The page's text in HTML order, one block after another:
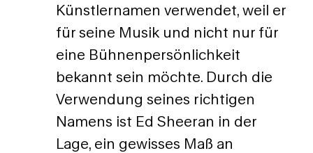
Künstlernamen verwendet, weil er
für seine Musik und nicht nur für
eine Bühnenpersönlichkeit
bekannt sein möchte. Durch die
Verwendung seines richtigen
Namens ist Ed Sheeran in der
Lage, ein gewisses Maß an